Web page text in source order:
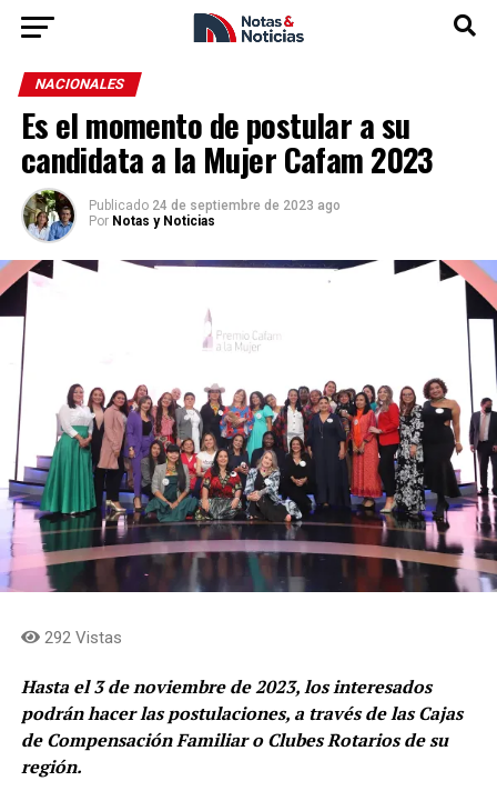
NACIONALES
Es el momento de postular a su
candidata a la Mujer Cafam 2023
Publicado 24 de septiembre de 2023 ago
Por Notas y Noticias
292 Vistas
Hasta el 3 de noviembre de 2023, los interesados
podrán hacer las postulaciones, a través de las Cajas
de Compensación Familiar o Clubes Rotarios de su
región.